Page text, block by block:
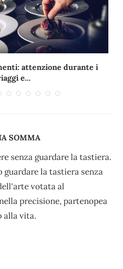
attenzione durante i
e...
SOMMA
senza guardare la tastiera.
guardare la tastiera senza
votata al
precisione, partenopea
alla vita.